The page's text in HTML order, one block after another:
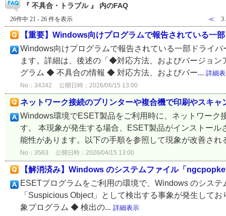
『 不具合・トラブル 』 内のFAQ
26件中 21 - 26 件を表示 ≪ 3
【重要】Windows向けプログラムで報告されている一
Windows向けプログラムで報告されている一部ドライ
ます。詳細は、後述の「◆対応方法、およびバージョ
グラム ◆ 不具合の情報 ◆ 対応方法、およびバー... 詳細
No：34342 公開日時：2026/06/15 13:00
ネットワーク接続のプリンターや複合機で印刷やスキャ
Windows環境でESET製品をご利用時に、ネットワー
す。 本現象が発生する場合、ESET製品がインストー
能性があります。以下の手順を参照して現象が改善さ
No：3563 公開日時：2026/04/15 13:00
【解消済み】Windows のシステムファイル「
ESETプログラムをご利用の環境で、Windows のシス
「Suspicious Object」として検出する事象が発生し
象プログラム ◆ 検出の... 詳細表示